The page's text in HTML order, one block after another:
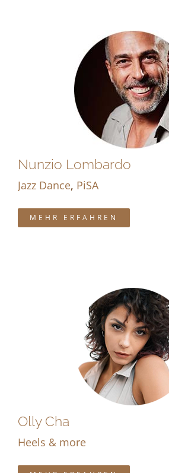
Nunzio Lombardo
Jazz Dance, PiSA
MEHR ERFAHREN
Olly Cha
Heels & more